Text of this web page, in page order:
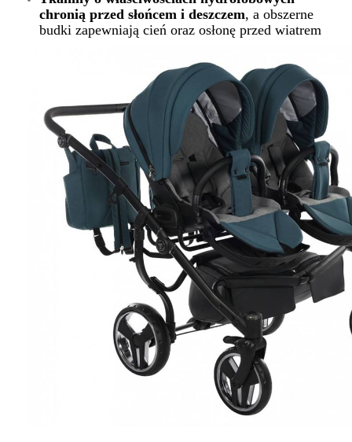
chronią przed słońcem i deszczem, a obszerne
budki zapewniają cień oraz osłonę przed wiatrem